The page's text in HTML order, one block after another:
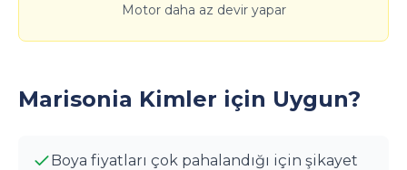
Motor daha az devir yapar
Marisonia Kimler için Uygun?
Boya fiyatları çok pahalandığı için şikayet